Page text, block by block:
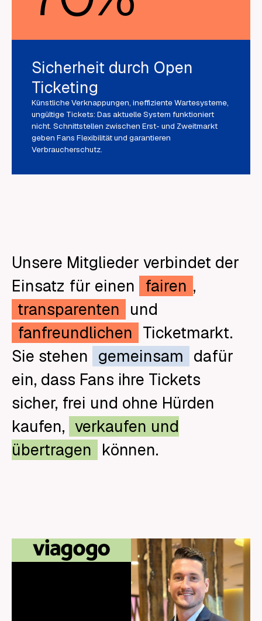
Sicherheit durch Open
Ticketing
Künstliche Verknappungen, ineffiziente Wartesysteme,
ungültige Tickets: Das aktuelle System funktioniert
nicht. Schnittstellen zwischen Erst- und Zweitmarkt
geben Fans Flexibilität und garantieren
Verbraucherschutz.
Unsere Mitglieder verbindet der
Einsatz für einen fairen ,
transparenten und
fanfreundlichen Ticketmarkt.
Sie stehen gemeinsam dafür
ein, dass Fans ihre Tickets
sicher, frei und ohne Hürden
kaufen, verkaufen und
übertragen können.